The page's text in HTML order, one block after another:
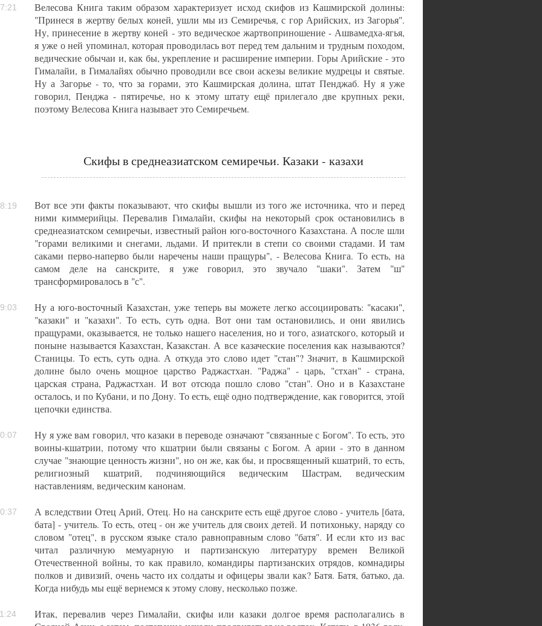
Велесова Книга таким образом характеризует исход скифов из Кашмирской долины:
"Принеся в жертву белых коней, ушли мы из Семиречья, с гор Арийских, из Загорья".
Ну, принесение в жертву коней - это ведическое жартвоприношение - Ашвамедха-ягья,
я уже о ней упоминал, которая проводилась вот перед тем дальним и трудным походом,
ведические обычаи и, как бы, укрепление и расширение империи. Горы Арийские - это
Гималайи, в Гималайях обычно проводили все свои аскезы великие мудрецы и святые.
Ну а Загорье - то, что за горами, это Кашмирская долина, штат Пенджаб. Ну я уже
говорил, Пенджа - пятиречье, но к этому штату ещё прилегало две крупных реки,
поэтому Велесова Книга называет это Семиречьем.
Скифы в среднеазиатском семиречьи. Казаки - казахи
Вот все эти факты показывают, что скифы вышли из того же источника, что и перед
ними киммерийцы. Перевалив Гималайи, скифы на некоторый срок остановились в
среднеазиатском семиречьи, известный район юго-восточного Казахстана. А после шли
"горами великими и снегами, льдами. И притекли в степи со своими стадами. И там
саками перво-наперво были наречены наши пращуры", - Велесова Книга. То есть, на
самом деле на санскрите, я уже говорил, это звучало "шаки". Затем "ш"
трансформировалось в "с".
Ну а юго-восточный Казахстан, уже теперь вы можете легко ассоциировать: "касаки",
"казаки" и "казахи". То есть, суть одна. Вот они там остановились, и они явились
пращурами, оказывается, не только нашего населения, но и того, азиатского, который и
поныне называется Казахстан, Казакстан. А все казаческие поселения как называются?
Станицы. То есть, суть одна. А откуда это слово идет "стан"? Значит, в Кашмирской
долине было очень мощное царство Раджастхан. "Раджа" - царь, "стхан" - страна,
царская страна, Раджастхан. И вот отсюда пошло слово "стан". Оно и в Казахстане
осталось, и по Кубани, и по Дону. То есть, ещё одно подтверждение, как говорится, этой
цепочки единства.
Ну я уже вам говорил, что казаки в переводе означают "связанные с Богом". То есть, это
воины-кшатрии, потому что кшатрии были связаны с Богом. А арии - это в данном
случае "знающие ценность жизни", но он же, как бы, и просвященный кшатрий, то есть,
религиозный кшатрий, подчиняющийся ведическим Шастрам, ведическим
наставлениям, ведическим канонам.
А вследствии Отец Арий, Отец. Но на санскрите есть ещё другое слово - учитель [бата,
бата] - учитель. То есть, отец - он же учитель для своих детей. И потихоньку, наряду со
словом "отец", в русском языке стало равноправным слово "батя". И если кто из вас
читал различную мемуарную и партизанскую литературу времен Великой
Отечественной войны, то как правило, командиры партизанских отрядов, комнадиры
полков и дивизий, очень часто их солдаты и офицеры звали как? Батя. Батя, батько, да.
Когда нибудь мы ещё вернемся к этому слову, несколько позже.
Итак, перевалив через Гималайи, скифы или казаки долгое время располагались в